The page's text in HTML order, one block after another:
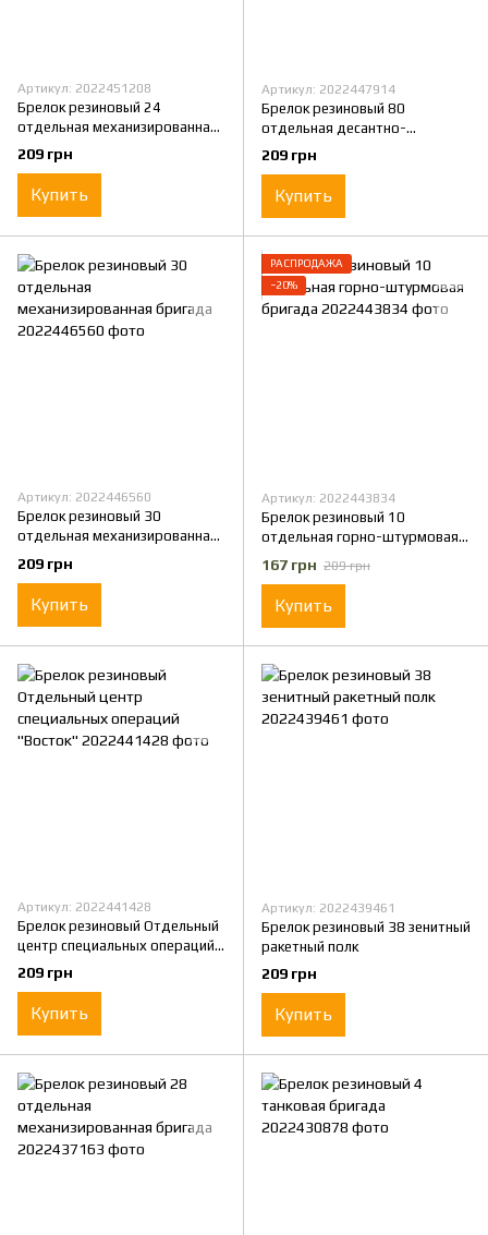
Артикул: 2022451208
Брелок резиновый 24
отдельная механизированная
бригада
209 грн
Купить
Артикул: 2022447914
Брелок резиновый 80
отдельная десантно-
штурмовая бригада
209 грн
Купить
Артикул: 2022446560
Брелок резиновый 30
отдельная механизированная
бригада
209 грн
Купить
РАСПРОДАЖА
−20%
Артикул: 2022443834
Брелок резиновый 10
отдельная горно-штурмовая
бригада
167 грн 209 грн
Купить
Артикул: 2022441428
Брелок резиновый Отдельный
центр специальных операций
"Восток"
209 грн
Купить
Артикул: 2022439461
Брелок резиновый 38 зенитный
ракетный полк
209 грн
Купить